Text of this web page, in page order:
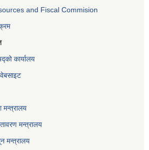
and Fiscal Commision
कार्यालय
मन्त्रालय
मन्त्रालय
मन्त्रालय